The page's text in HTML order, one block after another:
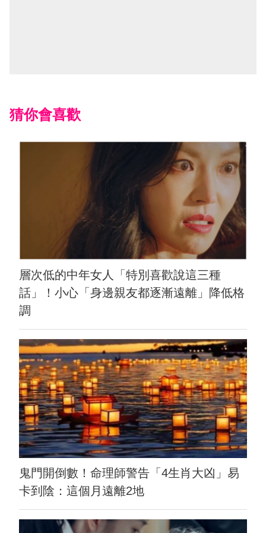
猜你會喜歡
層次低的中年女人「特別喜歡說這三種
話」！小心「身邊親友都逐漸遠離」降低格
調
鬼門開倒數！命理師警告「4生肖大凶」易
卡到陰：這個月遠離2地